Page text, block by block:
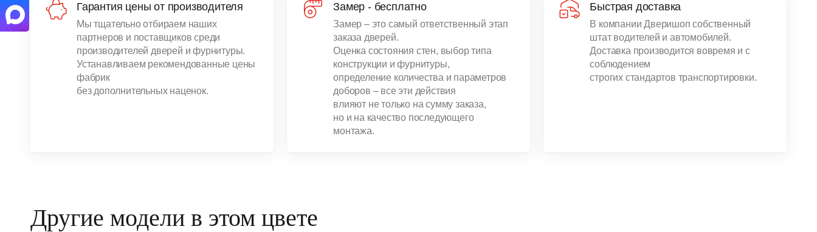
Гарантия цены от производителя
Мы тщательно отбираем наших
партнеров и поставщиков среди
производителей дверей и фурнитуры.
Устанавливаем рекомендованные цены
фабрик
без дополнительных наценок.
Замер - бесплатно
Замер – это самый ответственный этап
заказа дверей.
Оценка состояния стен, выбор типа
конструкции и фурнитуры,
определение количества и параметров
доборов – все эти действия
влияют не только на сумму заказа,
но и на качество последующего
монтажа.
Быстрая доставка
В компании Дверишоп собственный
штат водителей и автомобилей.
Доставка производится вовремя и с
соблюдением
строгих стандартов транспортировки.
Другие модели в этом цвете